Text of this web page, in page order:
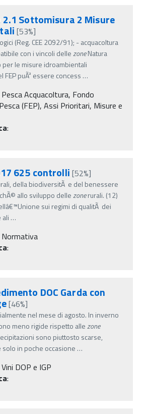
2.1 Sottomisura 2 Misure
[53%]
(Reg. CEE 2092/91); - acquacoltura
con i vincoli dellezoneNatura
le misure idroambientali
puÃ² essere concess …
Pesca Acquacoltura, Fondo
(FEP), Assi Prioritari, Misure e
:
625 controlli [52%]
della biodiversitÃ e del benessere
allo sviluppo dellezonerurali. (12)
sui regimi di qualitÃ dei
ali …
Normativa
:
DOC Garda con
[46%]
nel mese di agosto. In inverno
meno rigide rispetto allezone
sono piuttosto scarse,
in poche occasione …
Vini DOP e IGP
: